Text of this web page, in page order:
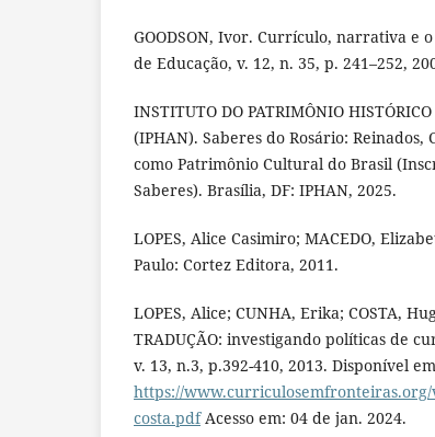
GOODSON, Ivor. Currículo, narrativa e
de Educação, v. 12, n. 35, p. 241–252,
INSTITUTO DO PATRIMÔNIO
(IPHAN). Saberes do Rosário: Reinados,
como Patrimônio Cultural do Brasil
Saberes). Brasília, DF: IPHAN, 2025.
LOPES, Alice Casimiro; MACEDO,
Paulo: Cortez Editora, 2011.
LOPES, Alice; CUNHA, Erika; COSTA,
TRADUÇÃO: investigando políticas de
v. 13, n.3, p.392-410, 2013. Disponível em
https://www.curriculosemfronteiras.org/
costa.pdfAcesso em: 04 de jan. 2024.